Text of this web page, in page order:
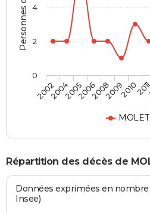
2002200420052006200820092010
0
2
4
Répartition des décès de
Données exprimées en nombre
Insee)